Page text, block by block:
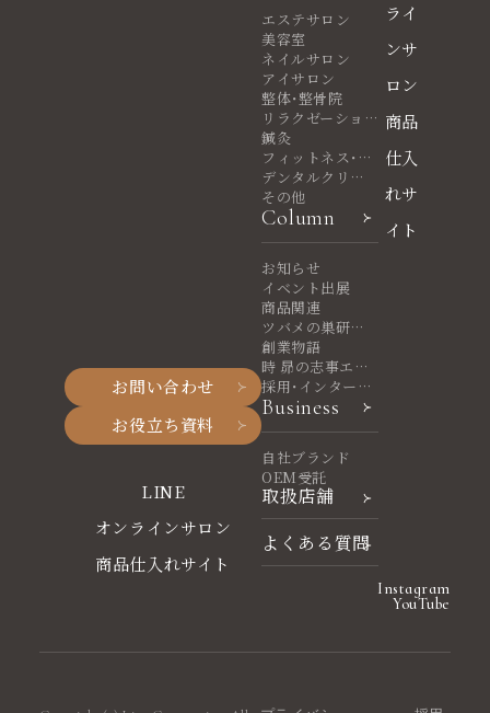
お問い合わせ
お役立ち資料
LINE
オンラインサロン
商品仕入れサイト
エステサロン
美容室
ネイルサロン
アイサロン
整体・整骨院
リラクゼーショ
ンサロン
鍼灸
フィットネス・ヨ
ガ
デンタルクリニ
ック
その他
Column
お知らせ
イベント出展
商品関連
ツバメの巣研究
室
創業物語
時 昴の志事エッ
セイ
採用・インターン
シップ
Business
自社ブランド
OEM受託
取扱店舗
よくある質問
ライ
ンサ
ロン
商品
仕入
れサ
イト
Instagram
YouTube